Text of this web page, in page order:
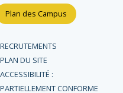
Plan des Campus
RECRUTEMENTS
PLAN DU SITE
ACCESSIBILITÉ :
PARTIELLEMENT CONFORME